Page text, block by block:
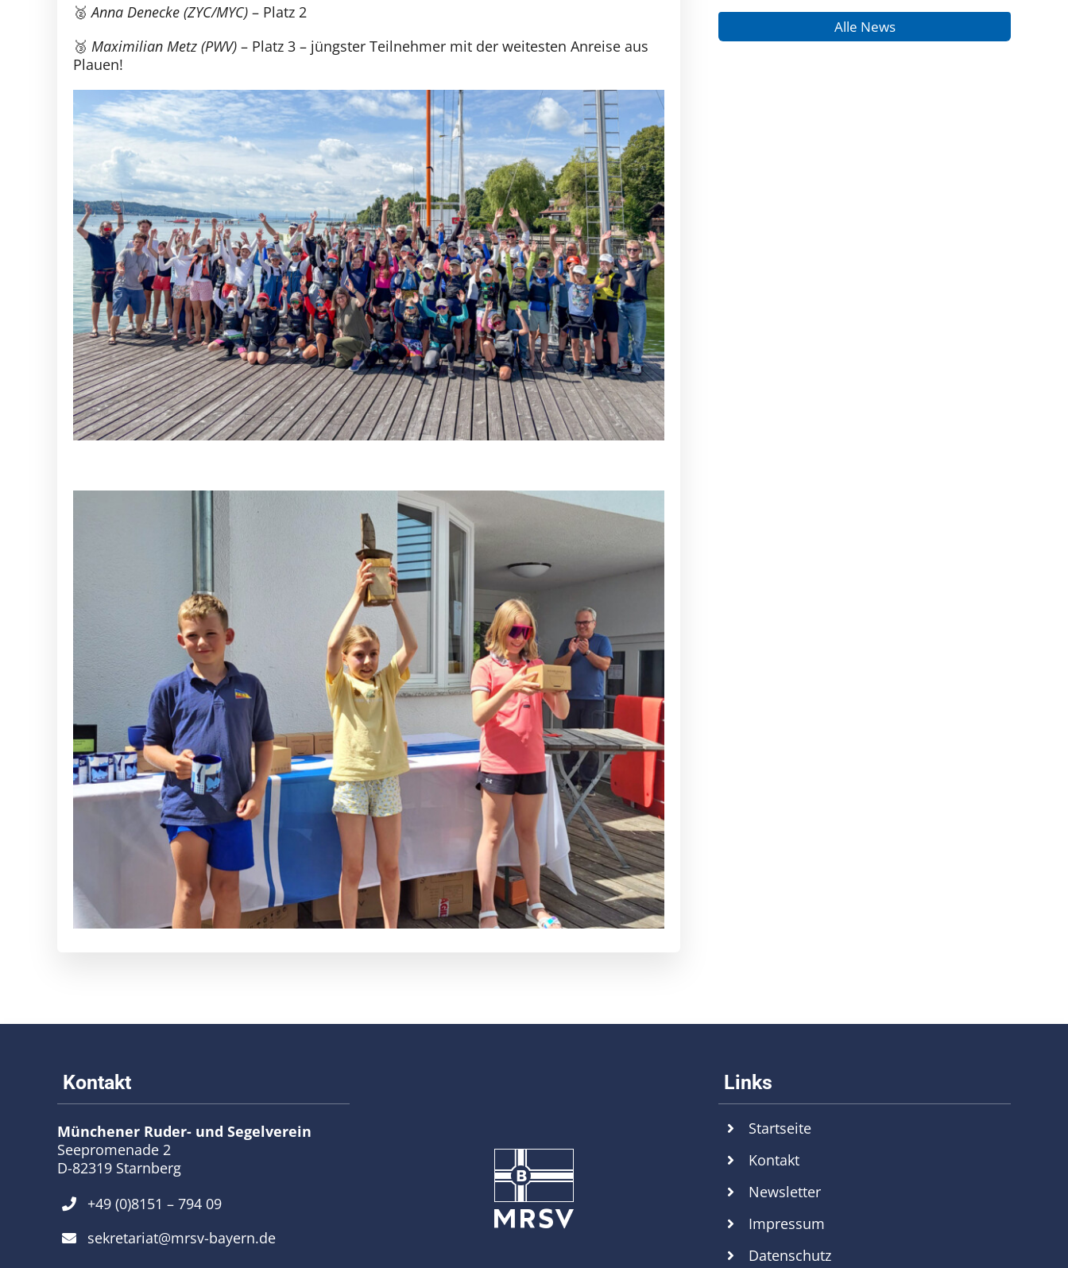
🥈Anna Denecke (ZYC/MYC)– Platz 2
🥉 Maximilian Metz (PWV)– Platz 3 – jüngster Teilnehmer mit der weitesten Anreise aus
Plauen!
Alle News
Münchener Ruder- und Segelverein
Seepromenade 2
D-82319 Starnberg
+49 (0)8151 – 794 09
sekretariat@mrsv-bayern.de
Startseite
Kontakt
Newsletter
Impressum
Datenschutz